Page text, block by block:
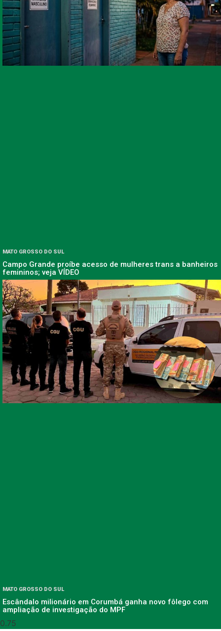
MATO GROSSO DO SUL
Campo Grande proíbe acesso de mulheres trans a banheiros
femininos; veja VÍDEO
MATO GROSSO DO SUL
Escândalo milionário em Corumbá ganha novo fôlego com
ampliação de investigação do MPF